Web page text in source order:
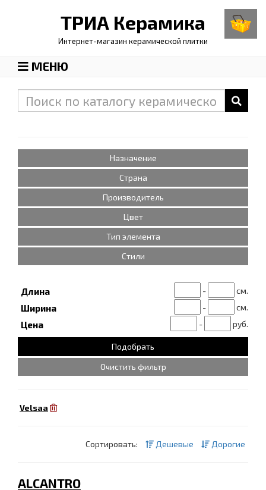
ТРИА Керамика
Интернет-магазин керамической плитки
МЕНЮ
Назначение
Страна
Производитель
Цвет
Тип элемента
Стили
Длина - см.
Ширина - см.
Цена - руб.
Очистить фильтр
Velsaa
Сортировать: Дешевые Дорогие
ALCANTRO